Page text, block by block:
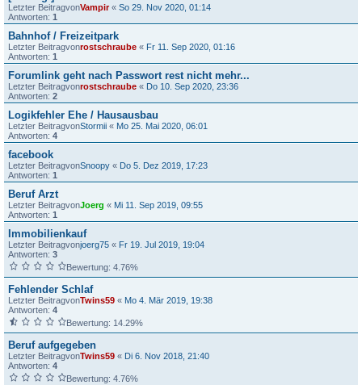
Letzter BeitragvonVampir« So 29. Nov 2020, 01:14
Antworten: 1
Bahnhof / Freizeitpark
Letzter Beitragvonrostschraube « Fr 11. Sep 2020, 01:16
Antworten: 1
Forumlink geht nach Passwort rest nicht mehr...
Letzter Beitragvonrostschraube « Do 10. Sep 2020, 23:36
Antworten: 2
Logikfehler Ehe / Hausausbau
Letzter BeitragvonStormii « Mo 25. Mai 2020, 06:01
Antworten: 4
facebook
Letzter BeitragvonSnoopy « Do 5. Dez 2019, 17:23
Antworten: 1
Beruf Arzt
Letzter BeitragvonJoerg « Mi 11. Sep 2019, 09:55
Antworten: 1
Immobilienkauf
Letzter Beitragvonjoerg75 « Fr 19. Jul 2019, 19:04
Antworten: 3
Bewertung: 4.76%
Fehlender Schlaf
Letzter BeitragvonTwins59 « Mo 4. Mär 2019, 19:38
Antworten: 4
Bewertung: 14.29%
Beruf aufgegeben
Letzter BeitragvonTwins59 « Di 6. Nov 2018, 21:40
Antworten: 4
Bewertung: 4.76%